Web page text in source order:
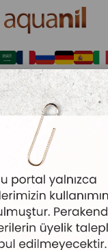
FORADO (5 MM SÜRGÜLÜ SİSTEM)